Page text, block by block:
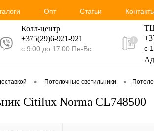
Опт Статьи Контакты
Колл-центр
+375(29)6-921-921
с 9:00 до 17:00 Пн-Вс
ТЦ
с
• Потолочные светильники •
Citilux Norma CL748500